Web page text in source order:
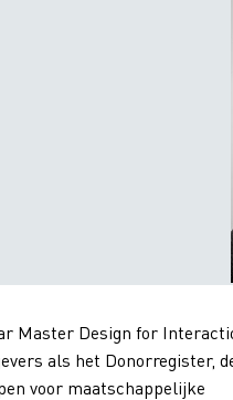
Master Design for
als het Donorregister,
voor maatschappelijke